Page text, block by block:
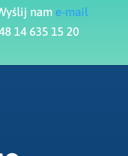
nam e-mail
14 635 15 20